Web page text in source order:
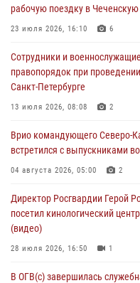
При содействии спецназа
организации масштабной
В Росгвардии завершился
составом военно-политических
07 августа 2026, 09:05
Мастер-класс по боевым
Херсонской области
07 августа 2026, 08:49
рабочую поездку в
23 июля 2026, 16:10 6
Сотрудники и
правопорядок при
Санкт-Петербурге
13 июля 2026, 08:08 2
Врио командующего Северо-
встретился с выпускниками
04 августа 2026, 05:00 2
Директор Росгвардии Герой
посетил кинологический
(видео)
28 июля 2026, 16:50 1
В ОГВ(с) завершилась